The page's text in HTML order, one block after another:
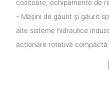
cositoare, echipamente de
- Mașini de găurit și găurit
alte sisteme hidraulice
acționare rotativă compactă